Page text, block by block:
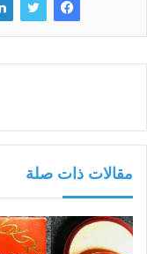
مقالات ذات صلة